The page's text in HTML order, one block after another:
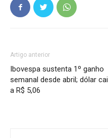
Artigo anterior
Ibovespa sustenta 1º ganho
semanal desde abril; dólar cai
a R$ 5,06